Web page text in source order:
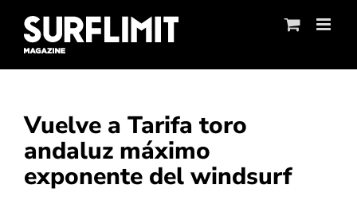
content
Vuelve a Tarifa toro
andaluz máximo
exponente del windsurf